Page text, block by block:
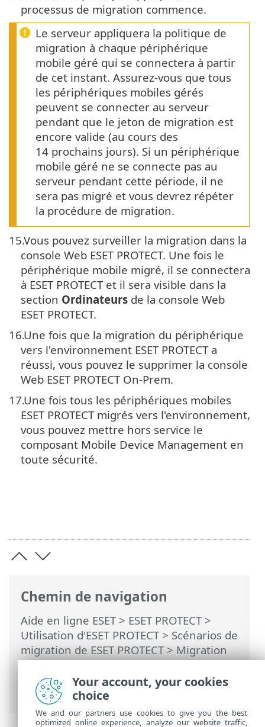
Chemin de navigation
Aide en ligne ESET> ESET PROTECT>
Utilisation d'ESET PROTECT> Scénarios de
migration de ESET PROTECT> Migration
vers la gestion des périphériques
mobiles dans le nuage (à partir de ESET
PROTECT on-prem)
processus de migration commence.
Le serveur appliquera la politique de
migration à chaque périphérique
mobile géré qui se connectera à partir
de cet instant. Assurez-vous que tous
les périphériques mobiles gérés
peuvent se connecter au serveur
pendant que le jeton de migration est
encore valide (au cours des
14 prochains jours). Si un périphérique
mobile géré ne se connecte pas au
serveur pendant cette période, il ne
sera pas migré et vous devrez répéter
la procédure de migration.
15.Vous pouvez surveiller la migration dans la
console Web ESET PROTECT. Une fois le
périphérique mobile migré, il se connectera
à ESET PROTECT et il sera visible dans la
section Ordinateurs de la console Web
ESET PROTECT.
16.Une fois que la migration du périphérique
vers l'environnement ESET PROTECT a
réussi, vous pouvez le supprimer la console
Web ESET PROTECT On-Prem.
17.Une fois tous les périphériques mobiles
ESET PROTECT migrés vers l'environnement,
vous pouvez mettre hors service le
composant Mobile Device Management en
toute sécurité.
Your account, your cookies
choice
We and our partners use cookies to give you the best
optimized online experience, analyze our website traffic,